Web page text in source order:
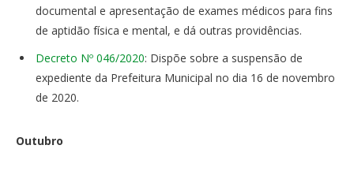
documental e apresentação de exames médicos para fins
de aptidão física e mental, e dá outras providências.
Decreto Nº 046/2020: Dispõe sobre a suspensão de
expediente da Prefeitura Municipal no dia 16 de novembro
de 2020.
Outubro